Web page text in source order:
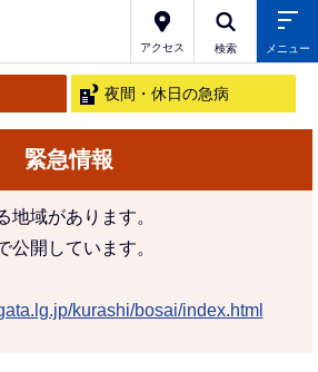
アクセス 検索 メニュー
夜間・休日の急病
緊急情報
地域があります。
公開しています。
kurashi/bosai/index.html